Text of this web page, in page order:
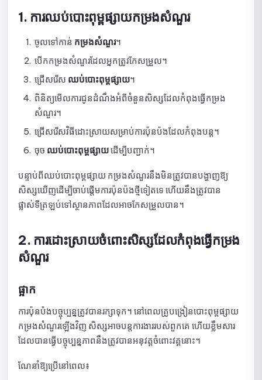
កំណត់រចនាសម្ព័ន្ធការបង្ហាញលទ្ធផលប្រឡង
សេចក្ដីណែនាំអំពីការកំណត់ការដាក់ពិន្ទុ និងចំនួនដងនៃការប្រឡង
សេចក្តីណែនាំអំពីការកំណត់សុវត្ថិភាព និងការត្រួតពិនិត្យសម្រាប់ការប្រឡង
ការណែនាំអំពីការកំណត់ជម្រើសបង្ហាញ
សេចក្តីណែនាំអំពីការដកការផ្សព្វផ្សាយ ការកែសម្រួល និងការផ្សព្វផ្សាយ
វិញ្ញាសាឡើងវិញ
របៀបមើលបញ្ជីការដាក់បញ្ជូន
សេចក្តីណែនាំអំពីការមើលព័ត៌មានលម្អិតនៃការដាក់ចម្លើយ និងការបញ្ជាក់ពិន្ទុ
មគ្គុទ្ទេសក៍សម្រាប់ការមើលទិន្នន័យត្រួតពិនិត្យការប្រឡង
ការណែនាំអំពីការចម្លងកម្រងសំណួរ
ឃ្លាំងសំណួរ
របៀបបន្ថែមសំណួរទៅក្នុងបណ្ណាល័យ
ការណែនាំអំពីការកែសម្រួល ឬការលុបសំណួរនៅក្នុងបណ្ណាល័យ
1. ការឈប់បោះពុម្ពផ្សាយកម្រងសំណួរ
ចូលទៅកាន់ កម្រងសំណួរ។
បើកកម្រងសំណួរដែលអ្នកត្រូវកែសម្រួល។
ជ្រើសរើស ឈប់បោះពុម្ពផ្សាយ។
ពិនិត្យមើលការជូនដំណឹងអំពីចំនួនសិស្សដែលកំពុងធ្វើកម្រង
សំណួរ។
ជ្រើសរើសវិធីដោះស្រាយសម្រាប់ការប៉ុនប៉ងដែលកំពុងបន្ត។
ចុច ឈប់បោះពុម្ពផ្សាយដើម្បីបញ្ជាក់។
បន្ទាប់ពីឈប់បោះពុម្ពផ្សាយ កម្រងសំណួរនឹងមិនត្រូវបានបង្ហាញឱ្យ
សិស្សឃើញដើម្បីចាប់ផ្តើមការប៉ុនប៉ងថ្មីទៀតទេ ហើយនឹងត្រូវបាន
ផ្លាស់ទីត្រឡប់ទៅស្ថានភាពដែលអាចកែសម្រួលបាន។
2. ការដោះស្រាយចំពោះសិស្សដែលកំពុងធ្វើកម្រង
សំណួរ
ផ្អាក
ការប៉ុនប៉ងបច្ចុប្បន្នត្រូវបានរក្សាទុក។ នៅពេលគ្រូបង្រៀនបោះពុម្ពផ្សាយ
កម្រងសំណួរឡើងវិញ សិស្សអាចបន្តការងាររបស់ពួកគេ ហើយខ្លឹមសារ
ដែលបានធ្វើបច្ចុប្បន្នភាពនឹងត្រូវបានអនុវត្តចំពោះវគ្គនោះ។
ណែនាំឱ្យប្រើនៅពេល៖